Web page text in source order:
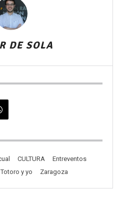
DE SOLA
CULTURA
Entreventos
Totoro y yo Zaragoza